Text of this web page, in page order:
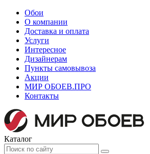
Обои
О компании
Доставка и оплата
Услуги
Интересное
Дизайнерам
Пункты самовывоза
Акции
МИР ОБОЕВ.ПРО
Контакты
Каталог